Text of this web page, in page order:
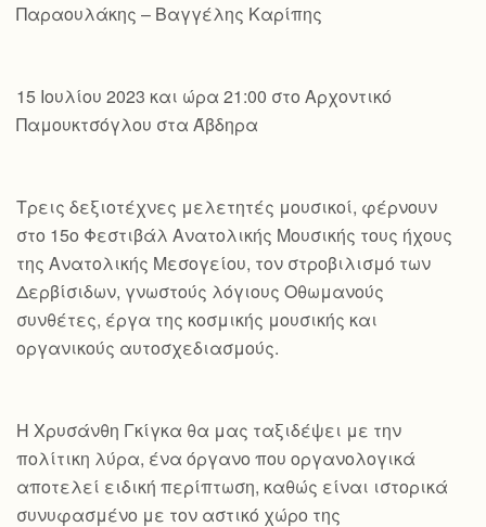
Παραουλάκης – Βαγγέλης Καρίπης
15 Ιουλίου 2023 και ώρα 21:00 στο Αρχοντικό
Παμουκτσόγλου στα Άβδηρα
Τρεις δεξιοτέχνες μελετητές μουσικοί, φέρνουν
στο 15ο Φεστιβάλ Ανατολικής Μουσικής τους ήχους
της Ανατολικής Μεσογείου, τον στροβιλισμό των
Δερβίσιδων, γνωστούς λόγιους Οθωμανούς
συνθέτες, έργα της κοσμικής μουσικής και
οργανικούς αυτοσχεδιασμούς.
Η Χρυσάνθη Γκίγκα θα μας ταξιδέψει με την
πολίτικη λύρα, ένα όργανο που οργανολογικά
αποτελεί ειδική περίπτωση, καθώς είναι ιστορικά
συνυφασμένο με τον αστικό χώρο της